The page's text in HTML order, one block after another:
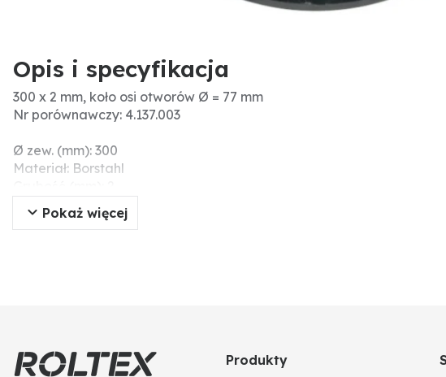
Opis i specyfikacja
300 x 2 mm, koło osi otworów Ø = 77 mm
Nr porównawczy: 4.137.003
Ø zew. (mm): 300
Materiał: Borstahl
Liczba otworów: 6
Wersja: wersja gładka
Pokaż więcej
Produkty